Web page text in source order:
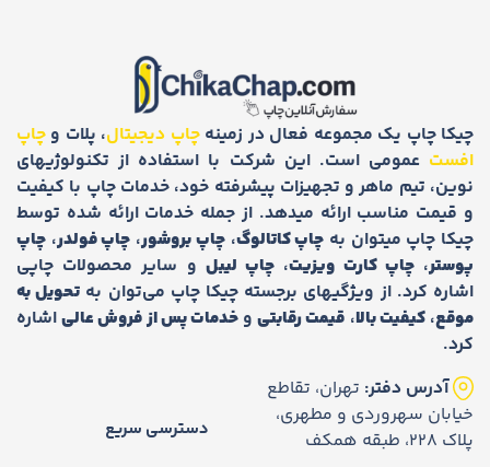
چیکا چاپ یک مجموعه فعال در زمینهچاپ دیجیتال، پلات و چاپ
افست عمومی است. این شرکت با استفاده از تکنولوژیهای
نوین، تیم ماهر و تجهیزات پیشرفته خود، خدمات چاپ با کیفیت
و قیمت مناسب ارائه میدهد. از جمله خدمات ارائه شده توسط
چیکا چاپ میتوان به چاپ کاتالوگ،چاپ بروشور، چاپ فولدر، چاپ
پوستر،چاپ کارت ویزیت، چاپ لیبل و سایر محصولات چاپی
اشاره کرد. از ویژگیهای برجسته چیکا چاپ می‌توان به تحویل به
موقع،کیفیت بالا، قیمت رقابتیوخدمات پس از فروش عالیاشاره
کرد.
آدرس دفتر: تهران، تقاطع
خیابان سهروردی و مطهری،
پلاک 228، طبقه همکف
دسترسی سریع